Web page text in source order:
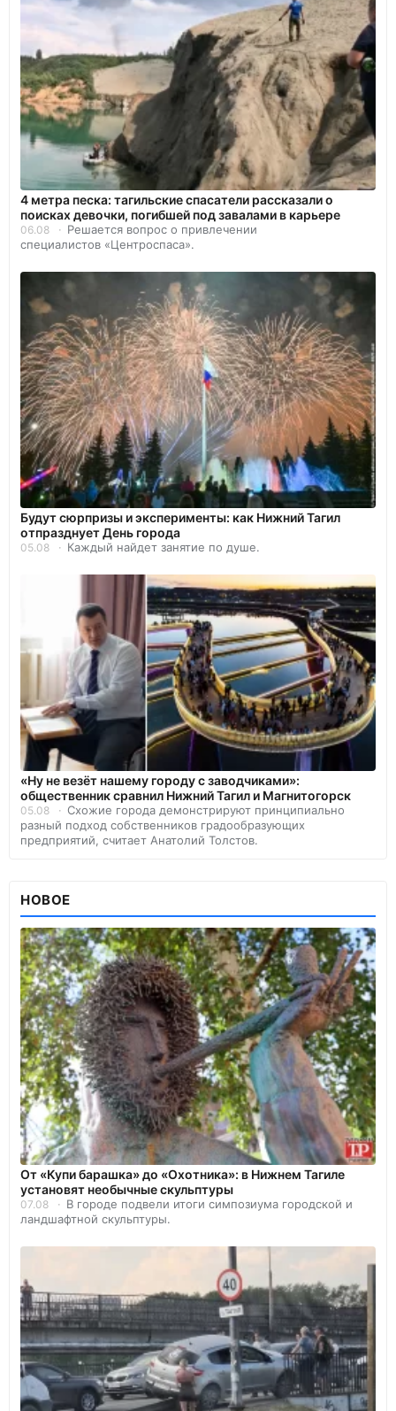
4 метра песка: тагильские спасатели рассказали о
поисках девочки, погибшей под завалами в карьере
06.08
Решается вопрос о привлечении
специалистов «Центроспаса».
Будут сюрпризы и эксперименты: как Нижний Тагил
отпразднует День города
05.08 Каждый найдет занятие по душе.
«Ну не везёт нашему городу с заводчиками»:
общественник сравнил Нижний Тагил и Магнитогорск
05.08
Схожие города демонстрируют принципиально
разный подход собственников градообразующих
предприятий, считает Анатолий Толстов.
НОВОЕ
От «Купи барашка» до «Охотника»: в Нижнем Тагиле
установят необычные скульптуры
07.08
В городе подвели итоги симпозиума городской и
ландшафтной скульптуры.